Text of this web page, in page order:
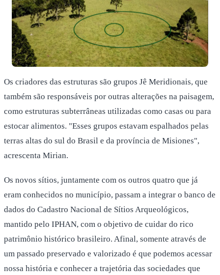
Os criadores das estruturas são grupos Jê Meridionais, que
também são responsáveis por outras alterações na paisagem,
como estruturas subterrâneas utilizadas como casas ou para
estocar alimentos. "Esses grupos estavam espalhados pelas
terras altas do sul do Brasil e da província de Misiones",
acrescenta Mirian.
Os novos sítios, juntamente com os outros quatro que já
eram conhecidos no município, passam a integrar o banco de
dados do Cadastro Nacional de Sítios Arqueológicos,
mantido pelo IPHAN, com o objetivo de cuidar do rico
patrimônio histórico brasileiro. Afinal, somente através de
um passado preservado e valorizado é que podemos acessar
nossa história e conhecer a trajetória das sociedades que